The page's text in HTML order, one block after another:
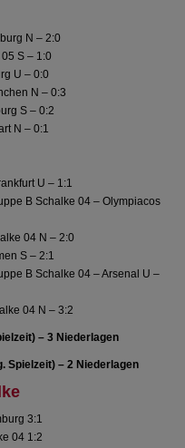
N – 2:0
S – 1:0
U – 0:0
N – 0:3
S – 0:2
N – 0:1
U – 1:1
B Schalke 04 – Olympiacos
04 N – 2:0
S – 2:1
B Schalke 04 – Arsenal U –
04 N – 3:2
– 3 Niederlagen
Spielzeit) – 2 Niederlagen
3:1
04 1:2